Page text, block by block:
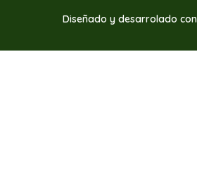
Diseñado y desarrolado con